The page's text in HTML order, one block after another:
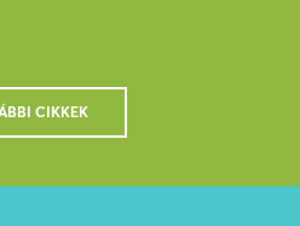
CIKKEK